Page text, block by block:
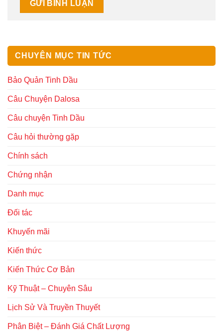
CHUYÊN MỤC TIN TỨC
Bảo Quản Tinh Dầu
Câu Chuyện Dalosa
Câu chuyện Tinh Dầu
Câu hỏi thường gặp
Chính sách
Chứng nhận
Danh mục
Đối tác
Khuyến mãi
Kiến thức
Kiến Thức Cơ Bản
Kỹ Thuật – Chuyên Sâu
Lịch Sử Và Truyền Thuyết
Phân Biệt – Đánh Giá Chất Lượng